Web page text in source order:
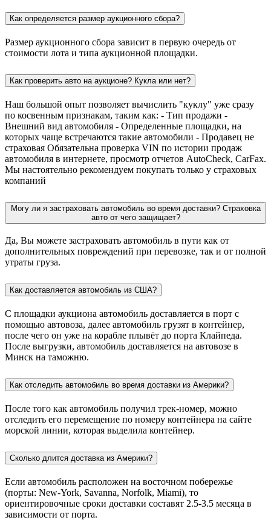
Как определяется размер аукционного сбора?
Размер аукционного сбора зависит в первую очередь от
стоимости лота и типа аукционной площадки.
Как проверить авто на аукционе? Кукла или нет?
Наш большой опыт позволяет вычислить "куклу" уже сразу
по косвенным признакам, таким как: - Тип продажи -
Внешний вид автомобиля - Определенные площадки, на
которых чаще встречаются такие автомобили - Продавец не
страховая Обязательна проверка VIN по истории продаж
автомобиля в интернете, просмотр отчетов AutoCheck, CarFax.
Мы настоятельно рекомендуем покупать только у страховых
компаний
Могу ли я застраховать автомобиль во время доставки? Страховка
авто от чего защищает?
Да, Вы можете застраховать автомобиль в пути как от
дополнительных повреждений при перевозке, так и от полной
утраты груза.
Как доставляется автомобиль из США?
С площадки аукциона автомобиль доставляется в порт с
помощью автовоза, далее автомобиль грузят в контейнер,
после чего он уже на корабле плывёт до порта Клайпеда.
После выгрузки, автомобиль доставляется на автовозе в
Минск на таможню.
Как отследить автомобиль во время доставки из Америки?
После того как автомобиль получил трек-номер, можно
отследить его перемещение по номеру контейнера на сайте
морской линии, которая выделила контейнер.
Сколько длится доставка из Америки?
Если автомобиль расположен на восточном побережье
(порты: New-York, Savanna, Norfolk, Miami), то
ориентировочные сроки доставки составят 2.5-3.5 месяца в
зависимости от порта.